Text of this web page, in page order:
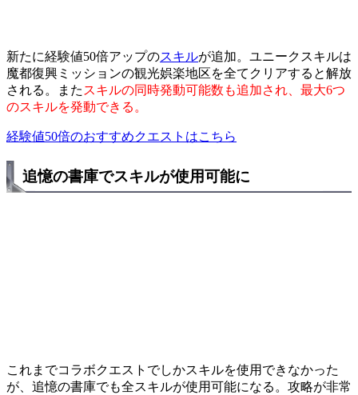
新たに経験値50倍アップのスキルが追加。ユニークスキルは
魔都復興ミッションの観光娯楽地区を全てクリアすると解放
される。また スキルの同時発動可能数も追加され、最大6つ
のスキルを発動できる。
経験値50倍のおすすめクエストはこちら
追憶の書庫でスキルが使用可能に
これまでコラボクエストでしかスキルを使用できなかった
が、追憶の書庫でも全スキルが使用可能になる。攻略が非常